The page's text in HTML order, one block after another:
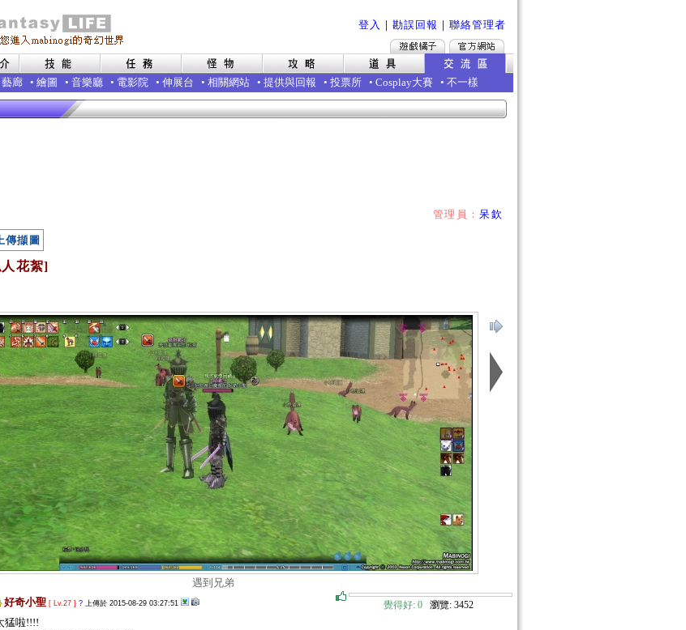
登入 ｜ 勘誤回報 ｜ 聯絡管理者
藝廊 • 繪圖 • 音樂廳 • 電影院 • 伸展台 • 相關網站 • 提供與回報 • 投票所 • Cosplay大賽 • 不一樣
管理員：呆欽
傳擷圖
花絮]
遇到兄弟
覺得好: 0 瀏覽: 3452
好奇小聖 [ Lv.27 ] ? 上傳於 2015-08-29 03:27:51
猛啦!!!!